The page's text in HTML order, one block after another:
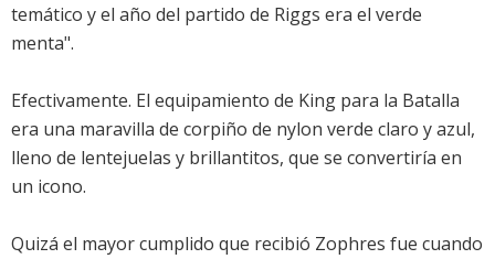
temático y el año del partido de Riggs era el verde
menta".
Efectivamente. El equipamiento de King para la Batalla
era una maravilla de corpiño de nylon verde claro y azul,
lleno de lentejuelas y brillantitos, que se convertiría en
un icono.
Quizá el mayor cumplido que recibió Zophres fue cuando